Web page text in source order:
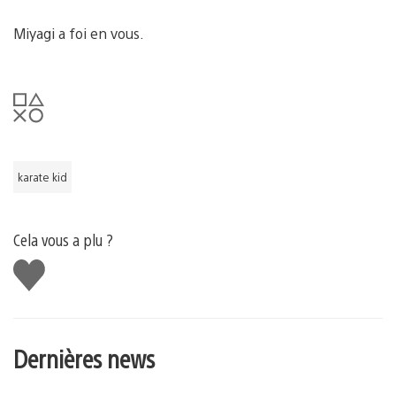
Miyagi a foi en vous.
karate kid
Cela vous a plu ?
J'aime
Dernières news